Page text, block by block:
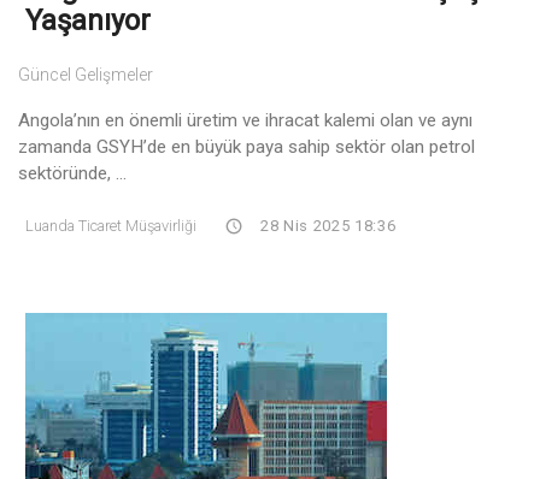
Yaşanıyor
Güncel Gelişmeler
Angola’nın en önemli üretim ve ihracat kalemi olan ve aynı
zamanda GSYH’de en büyük paya sahip sektör olan petrol
sektöründe, ...
Luanda Ticaret Müşavirliği 28 Nis 2025 18:36